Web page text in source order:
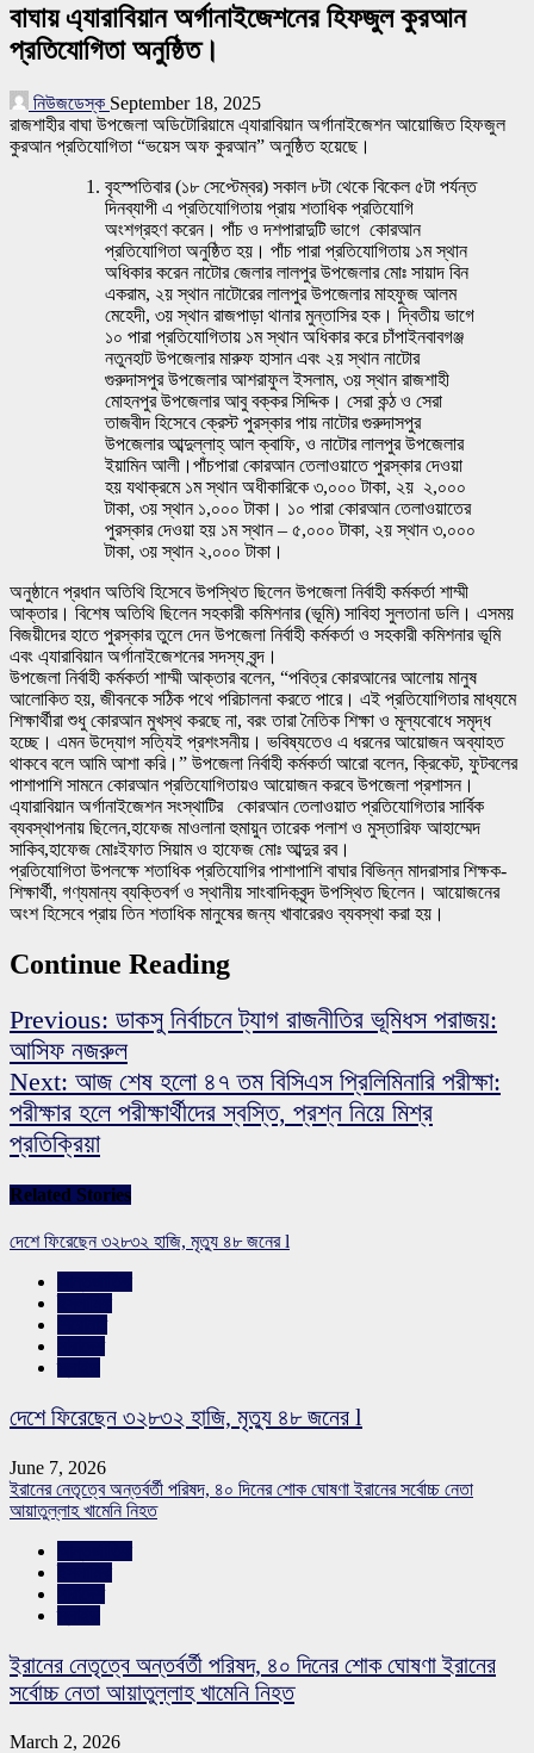
বাঘায় এ্যারাবিয়ান অর্গানাইজেশনের হিফজুল কুরআন
প্রতিযোগিতা অনুষ্ঠিত।
নিউজডেস্ক September 18, 2025
রাজশাহীর বাঘা উপজেলা অডিটোরিয়ামে এ্যারাবিয়ান অর্গানাইজেশন আয়োজিত হিফজুল
কুরআন প্রতিযোগিতা “ভয়েস অফ কুরআন” অনুষ্ঠিত হয়েছে।
বৃহস্পতিবার (১৮ সেপ্টেম্বর) সকাল ৮টা থেকে বিকেল ৫টা পর্যন্ত
দিনব্যাপী এ প্রতিযোগিতায় প্রায় শতাধিক প্রতিযোগি
অংশগ্রহণ করেন। পাঁচ ও দশপারাদুটি ভাগে কোরআন
প্রতিযোগিতা অনুষ্ঠিত হয়। পাঁচ পারা প্রতিযোগিতায় ১ম স্থান
অধিকার করেন নাটোর জেলার লালপুর উপজেলার মোঃ সায়াদ বিন
একরাম, ২য় স্থান নাটোরের লালপুর উপজেলার মাহফুজ আলম
মেহেদী, ৩য় স্থান রাজপাড়া থানার মুন্তাসির হক। দ্বিতীয় ভাগে
১০ পারা প্রতিযোগিতায় ১ম স্থান অধিকার করে চাঁপাইনবাবগঞ্জ
নতুনহাট উপজেলার মারুফ হাসান এবং ২য় স্থান নাটোর
গুরুদাসপুর উপজেলার আশরাফুল ইসলাম, ৩য় স্থান রাজশাহী
মোহনপুর উপজেলার আবু বক্কর সিদ্দিক। সেরা কন্ঠ ও সেরা
তাজবীদ হিসেবে ক্রেস্ট পুরস্কার পায় নাটোর গুরুদাসপুর
উপজেলার আব্দুল্লাহ্ আল ক্বাফি, ও নাটোর লালপুর উপজেলার
ইয়ামিন আলী।পাঁচপারা কোরআন তেলাওয়াতে পুরস্কার দেওয়া
হয় যথাক্রমে ১ম স্থান অধীকারিকে ৩,০০০ টাকা, ২য় ২,০০০
টাকা, ৩য় স্থান ১,০০০ টাকা। ১০ পারা কোরআন তেলাওয়াতের
পুরস্কার দেওয়া হয় ১ম স্থান – ৫,০০০ টাকা, ২য় স্থান ৩,০০০
টাকা, ৩য় স্থান ২,০০০ টাকা।
অনুষ্ঠানে প্রধান অতিথি হিসেবে উপস্থিত ছিলেন উপজেলা নির্বাহী কর্মকর্তা শাম্মী
আক্তার। বিশেষ অতিথি ছিলেন সহকারী কমিশনার (ভূমি) সাবিহা সুলতানা ডলি। এসময়
বিজয়ীদের হাতে পুরস্কার তুলে দেন উপজেলা নির্বাহী কর্মকর্তা ও সহকারী কমিশনার ভূমি
এবং এ্যারাবিয়ান অর্গানাইজেশনের সদস্য বৃন্দ।
উপজেলা নির্বাহী কর্মকর্তা শাম্মী আক্তার বলেন, “পবিত্র কোরআনের আলোয় মানুষ
আলোকিত হয়, জীবনকে সঠিক পথে পরিচালনা করতে পারে। এই প্রতিযোগিতার মাধ্যমে
শিক্ষার্থীরা শুধু কোরআন মুখস্থ করছে না, বরং তারা নৈতিক শিক্ষা ও মূল্যবোধে সমৃদ্ধ
হচ্ছে। এমন উদ্যোগ সত্যিই প্রশংসনীয়। ভবিষ্যতেও এ ধরনের আয়োজন অব্যাহত
থাকবে বলে আমি আশা করি।” উপজেলা নির্বাহী কর্মকর্তা আরো বলেন, ক্রিকেট, ফুটবলের
পাশাপাশি সামনে কোরআন প্রতিযোগিতায়ও আয়োজন করবে উপজেলা প্রশাসন।
এ্যারাবিয়ান অর্গানাইজেশন সংস্থাটির কোরআন তেলাওয়াত প্রতিযোগিতার সার্বিক
ব্যবস্থাপনায় ছিলেন,হাফেজ মাওলানা হুমায়ুন তারেক পলাশ ও মুস্তারিফ আহাম্মেদ
সাকিব,হাফেজ মোঃইফাত সিয়াম ও হাফেজ মোঃ আব্দুর রব।
প্রতিযোগিতা উপলক্ষে শতাধিক প্রতিযোগির পাশাপাশি বাঘার বিভিন্ন মাদরাসার শিক্ষক-
শিক্ষার্থী, গণ্যমান্য ব্যক্তিবর্গ ও স্থানীয় সাংবাদিকবৃন্দ উপস্থিত ছিলেন। আয়োজনের
অংশ হিসেবে প্রায় তিন শতাধিক মানুষের জন্য খাবারেরও ব্যবস্থা করা হয়।
Continue Reading
Previous: ডাকসু নির্বাচনে ট্যাগ রাজনীতির ভূমিধস পরাজয়:
আসিফ নজরুল
Next: আজ শেষ হলো ৪৭ তম বিসিএস প্রিলিমিনারি পরীক্ষা:
পরীক্ষার হলে পরীক্ষার্থীদের স্বস্তি, প্রশ্ন নিয়ে মিশ্র
প্রতিক্রিয়া
Related Stories
দেশে ফিরেছেন ৩২৮৩২ হাজি, মৃত্যু ৪৮ জনের l
দেশে ফিরেছেন ৩২৮৩২ হাজি, মৃত্যু ৪৮ জনের l
June 7, 2026
ইরানের নেতৃত্বে অন্তর্বর্তী পরিষদ, ৪০ দিনের শোক ঘোষণা ইরানের সর্বোচ্চ নেতা
আয়াতুল্লাহ খামেনি নিহত
ইরানের নেতৃত্বে অন্তর্বর্তী পরিষদ, ৪০ দিনের শোক ঘোষণা ইরানের
সর্বোচ্চ নেতা আয়াতুল্লাহ খামেনি নিহত
March 2, 2026